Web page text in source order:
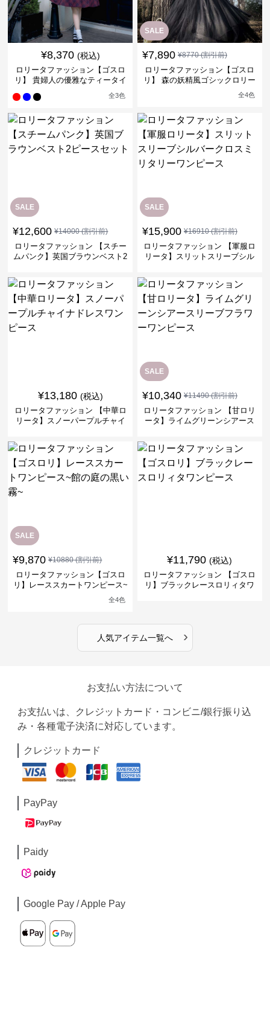
¥8,370 (税込)
ロリータファッション【ゴスロ
リ】 貴婦人の優雅なティータイ
全3色
SALE
¥7,890 ¥8770(割引前)
ロリータファッション【ゴスロ
リ】 森の妖精風ゴシックロリー
全4色
SALE
¥12,600 ¥14000(割引前)
ロリータファッション 【スチー
ムパンク】英国ブラウンベスト2
SALE
¥15,900 ¥16910(割引前)
ロリータファッション 【軍服ロ
リータ】スリットスリーブシル
¥13,180 (税込)
ロリータファッション 【中華ロ
リータ】スノーパープルチャイ
SALE
¥10,340 ¥11490(割引前)
ロリータファッション 【甘ロリ
ータ】ライムグリーンシアース
SALE
¥9,870 ¥10880(割引前)
ロリータファッション【ゴスロ
リ】レーススカートワンピース~
全4色
¥11,790 (税込)
ロリータファッション 【ゴスロ
リ】ブラックレースロリィタワ
人気アイテム一覧へ ›
お支払い方法について
お支払いは、クレジットカード・コンビニ/銀行振り込
み・各種電子決済に対応しています。
クレジットカード
PayPay
Paidy
Google Pay / Apple Pay